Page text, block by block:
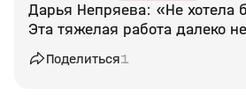
Дарья Непряева: «Не хотела
Эта тяжелая работа далеко
Поделиться1